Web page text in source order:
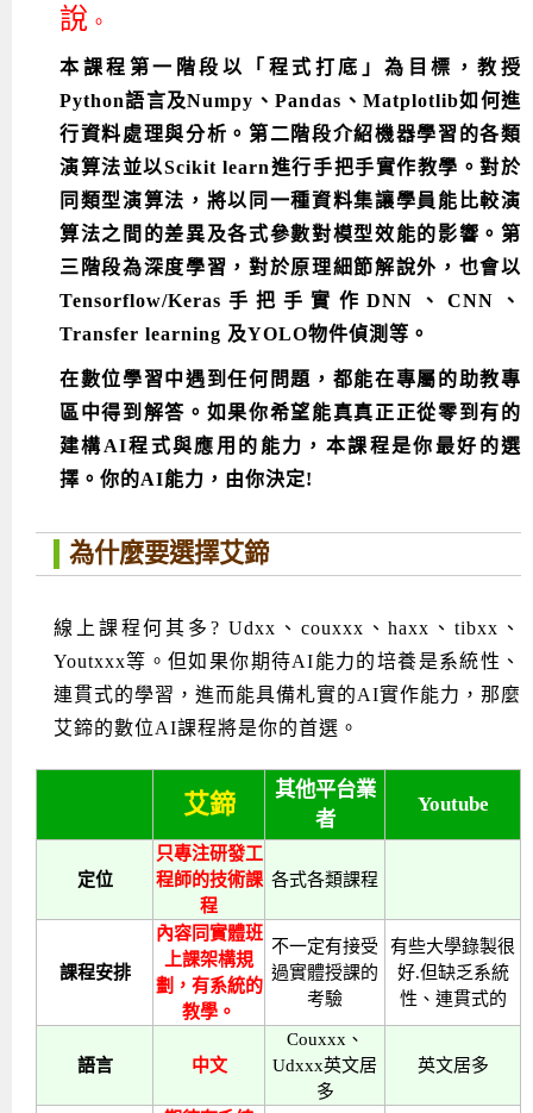
說 。
本課程第一階段以「程式打底」為目標，教授
Python語言及Numpy、Pandas、Matplotlib如何進
行資料處理與分析。第二階段介紹機器學習的各類
演算法並以Scikit learn進行手把手實作教學。對於
同類型演算法，將以同一種資料集讓學員能比較演
算法之間的差異及各式參數對模型效能的影響。第
三階段為深度學習，對於原理細節解說外，也會以
Tensorflow/Keras手把手實作DNN、CNN、
Transfer learning 及YOLO物件偵測等。
在數位學習中遇到任何問題，都能在專屬的助教專
區中得到解答。如果你希望能真真正正從零到有的
建構AI程式與應用的能力，本課程是你最好的選
擇。你的AI能力，由你決定!
為什麼要選擇艾鍗
線上課程何其多? Udxx、couxxx、haxx、tibxx、
Youtxxx等。但如果你期待AI能力的培養是系統性、
連貫式的學習，進而能具備札實的AI實作能力，那麼
艾鍗的數位AI課程將是你的首選。
艾鍗
其他平台業
者
Youtube
定位
只專注研發工
程師的技術課
程
各式各類課程
課程安排
內容同實體班
上課架構規
劃，有系統的
教學。
不一定有接受
過實體授課的
考驗
有些大學錄製很
好.但缺乏系統
性、連貫式的
語言 中文
Couxxx、
Udxxx英文居
多
英文居多